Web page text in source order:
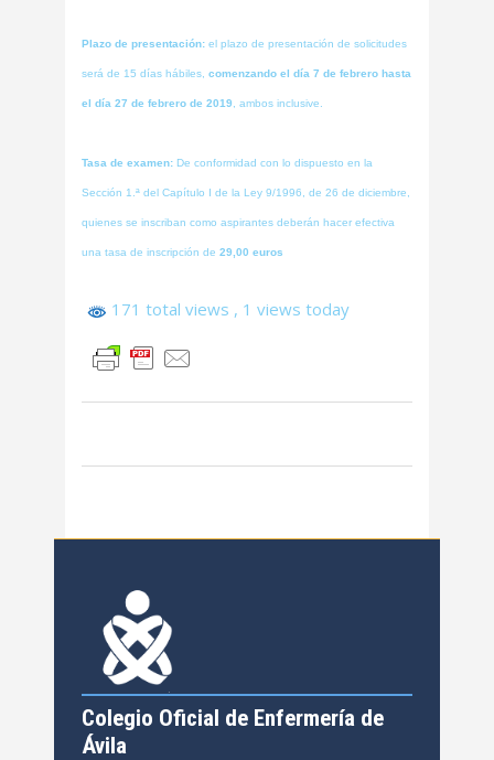
Plazo de presentación: el plazo de presentación de solicitudes
será de 15 días hábiles, comenzando el día 7 de febrero hasta
el día 27 de febrero de 2019 , ambos inclusive.
Tasa de examen: De conformidad con lo dispuesto en la
Sección 1.ª del Capítulo I de la Ley 9/1996, de 26 de diciembre,
quienes se inscriban como aspirantes deberán hacer efectiva
una tasa de inscripción de 29,00 euros
171 total views , 1 views today
Colegio Oficial de Enfermería de
Ávila